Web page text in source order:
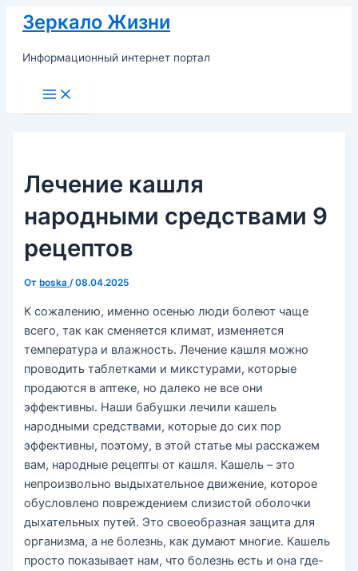
Перейти
содержимому
Зеркало Жизни
Информационный интернет портал
Main
Menu
Лечение кашля
народными средствами 9
рецептов
От boska/08.04.2025
К сожалению, именно осенью люди болеют чаще
всего, так как сменяется климат, изменяется
температура и влажность. Лечение кашля можно
проводить таблетками и микстурами, которые
продаются в аптеке, но далеко не все они
эффективны. Наши бабушки лечили кашель
народными средствами, которые до сих пор
эффективны, поэтому, в этой статье мы расскажем
вам, народные рецепты от кашля. Кашель – это
непроизвольно выдыхательное движение, которое
обусловлено повреждением слизистой оболочки
дыхательных путей. Это своеобразная защита для
организма, а не болезнь, как думают многие. Кашель
просто показывает нам, что болезнь есть и она где-